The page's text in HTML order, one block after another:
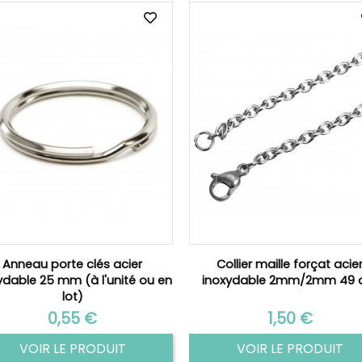
Anneau porte clés acier
25 mm (à l'unité ou en
lot)
Prix
0,55 €
VOIR LE PRODUIT
Collier maille forçat acier
inoxydable 2mm/2mm 49
Prix
1,50 €
VOIR LE PRODUIT